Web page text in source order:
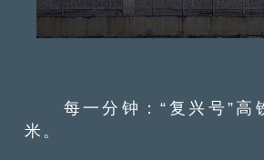
每一分钟：“复兴号”高
米。